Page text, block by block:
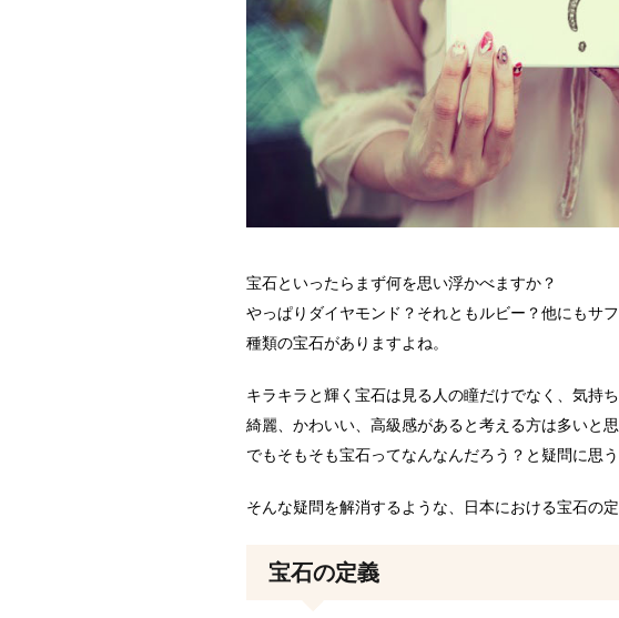
宝石といったらまず何を思い浮かべますか？
やっぱりダイヤモンド？それともルビー？他にもサ
種類の宝石がありますよね。
キラキラと輝く宝石は見る人の瞳だけでなく、気持
綺麗、かわいい、高級感があると考える方は多いと思
でもそもそも宝石ってなんなんだろう？と疑問に思
そんな疑問を解消するような、日本における宝石の
宝石の定義